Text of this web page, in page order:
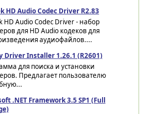
HD Audio Codec Driver R2.83
HD Audio Codec Driver - набор
для HD Audio кодеков для
аудиофайлов....
Driver Installer 1.26.1 (R2601)
для поиска и установки
Предлагает пользователю
.NET Framework 3.5 SP1 (Full